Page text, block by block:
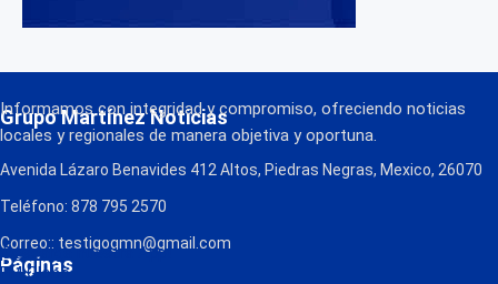
Grupo Martínez Noticias
Informamos con integridad y compromiso, ofreciendo noticias
locales y regionales de manera objetiva y oportuna.
Avenida Lázaro Benavides 412 Altos, Piedras Negras, Mexico, 26070
Teléfono: 878 795 2570
Correo:: testigogmn@gmail.com
Páginas
¡Descarga nuestra App!
FM Globo